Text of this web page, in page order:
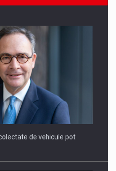
DE AFACERI, ACADEMIC
de vehicule pot